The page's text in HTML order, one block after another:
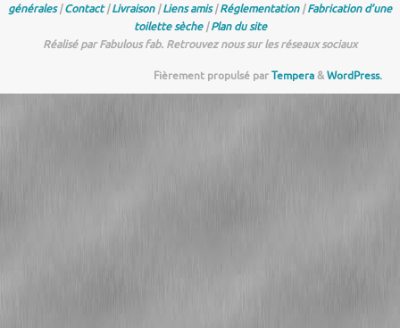
générales|Contact|Livraison|Liens amis|Réglementation|Fabrication d’une
toilette sèche|Plan du site
Réalisé par Fabulous fab. Retrouvez nous sur les réseaux sociaux
Fièrement propulsé parTempera&WordPress.